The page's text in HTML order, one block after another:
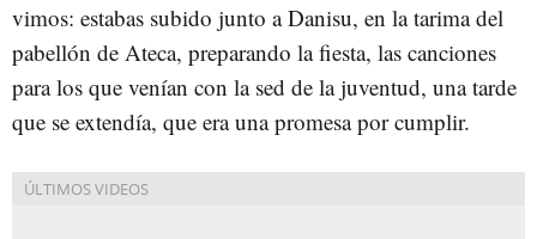
vimos: estabas subido junto a Danisu, en la tarima del
pabellón de Ateca, preparando la fiesta, las canciones
para los que venían con la sed de la juventud, una tarde
que se extendía, que era una promesa por cumplir.